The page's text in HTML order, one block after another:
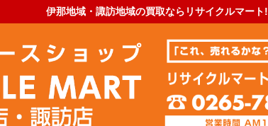
伊那地域・諏訪地域の買取ならリサイクルマート!